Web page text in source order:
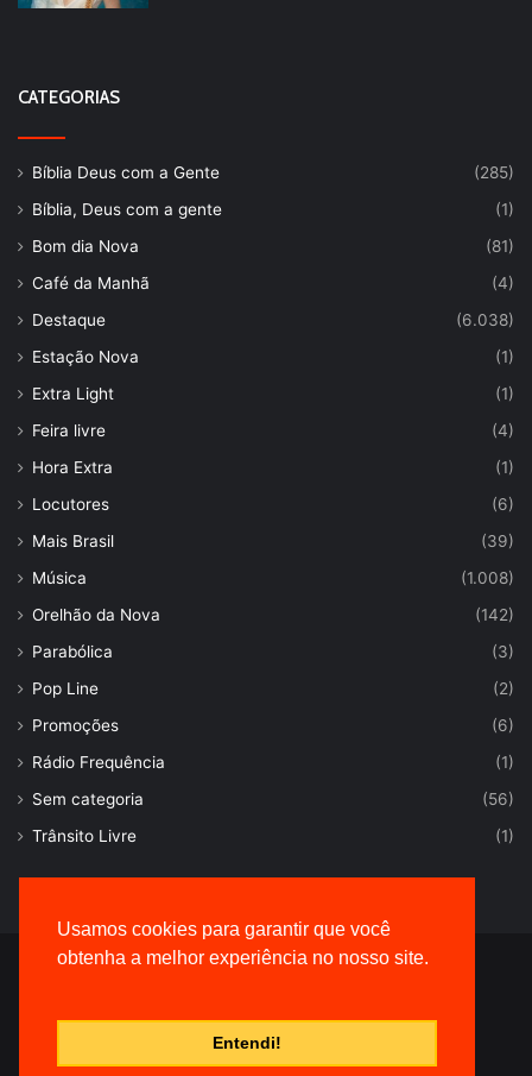
Usamos cookies para garantir que você
obtenha a melhor experiência no nosso site.
Entendi!
CATEGORIAS
Bíblia Deus com a Gente
(285)
Bíblia, Deus com a gente
(1)
Bom dia Nova
(81)
Café da Manhã
(4)
Destaque
(6.038)
Estação Nova
(1)
Extra Light
(1)
Feira livre
(4)
Hora Extra
(1)
Locutores
(6)
Mais Brasil
(39)
Música
(1.008)
Orelhão da Nova
(142)
Parabólica
(3)
Pop Line
(2)
Promoções
(6)
Rádio Frequência
(1)
Sem categoria
(56)
Trânsito Livre
(1)